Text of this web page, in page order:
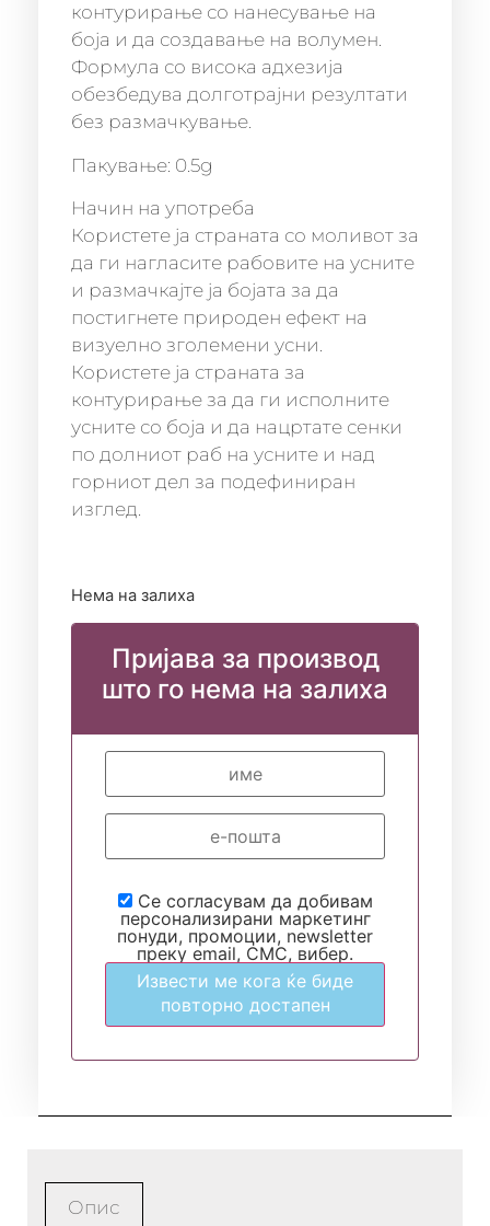
контурирање со нанесување на
боја и да создавање на волумен.
Формула со висока адхезија
обезбедува долготрајни резултати
без размачкување.
Пакување: 0.5g
Начин на употреба
Користете ја страната со моливот за
да ги нагласите рабовите на усните
и размачкајте ја бојата за да
постигнете природен ефект на
визуелно зголемени усни.
Користете ја страната за
контурирање за да ги исполните
усните со боја и да нацртате сенки
по долниот раб на усните и над
горниот дел за подефиниран
изглед.
Нема на залиха
Пријава за производ
што го нема на залиха
Се согласувам да добивам
персонализирани маркетинг
понуди, промоции, newsletter
преку email, СМС, вибер.
Извести ме кога ќе биде
повторно достапен
Опис